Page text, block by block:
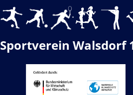
Sportverein Walsdorf